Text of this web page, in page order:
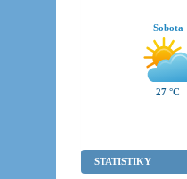
Sobota
27 °C
STATISTIKY